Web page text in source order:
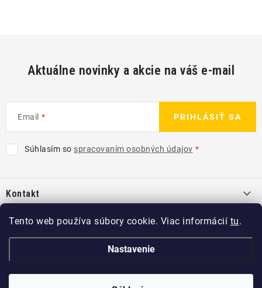
Tento web používa súbory cookie. Viac informácií tu.
Nastavenie
Aktuálne novinky a akcie na váš e-mail
Email
Súhlasím so spracovaním osobných údajov
PRIHLÁSIŤ SA
pKontakt
info @ kcshop.sk
+421 918 725 111
Kategórie
O nás